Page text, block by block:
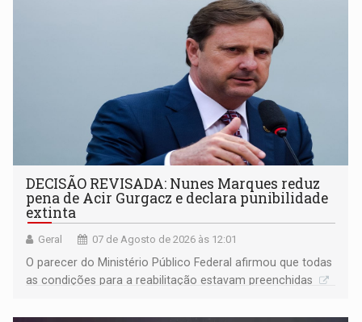
DECISÃO REVISADA: Nunes Marques reduz
pena de Acir Gurgacz e declara punibilidade
extinta
Geral 07 de Agosto de 2026 às 12:01
O parecer do Ministério Público Federal afirmou que todas
as condições para a reabilitação estavam preenchidas